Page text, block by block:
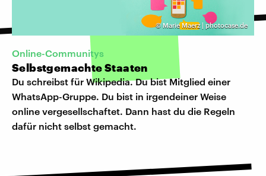
© Marie Maerz | photocase.de
Online-Communitys
Selbstgemachte Staaten
Du schreibst für Wikipedia. Du bist Mitglied einer
WhatsApp-Gruppe. Du bist in irgendeiner Weise
online vergesellschaftet. Dann hast du die Regeln
dafür nicht selbst gemacht.